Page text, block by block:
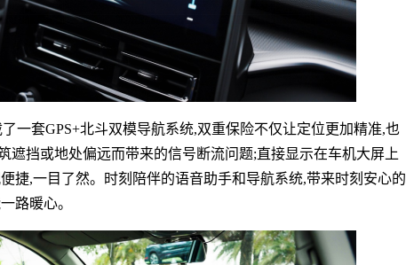
一套GPS+北斗双模导航系统,双重保险不仅让定位更加精准,也
遮挡或地处偏远而带来的信号断流问题;直接显示在车机大屏上
捷,一目了然。时刻陪伴的语音助手和导航系统,带来时刻安心的
一路暖心。